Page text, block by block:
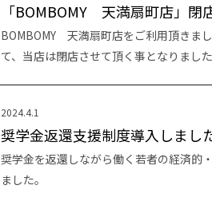
「BOMBOMY 天満扇町店」閉
BOMBOMY 天満扇町店をご利用頂きま
て、当店は閉店させて頂く事となりまし
2024.4.1
奨学金返還支援制度導入しまし
奨学金を返還しながら働く若者の経済的
ました。